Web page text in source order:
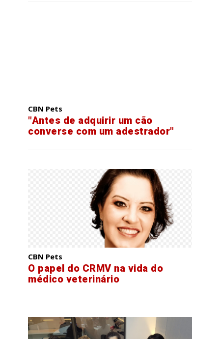
CBN Pets
"Antes de adquirir um cão
converse com um adestrador"
CBN Pets
O papel do CRMV na vida do
médico veterinário